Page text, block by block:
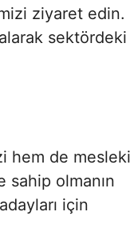
ziyaret edin.
sektördeki
hem de mesleki
olmanın
için